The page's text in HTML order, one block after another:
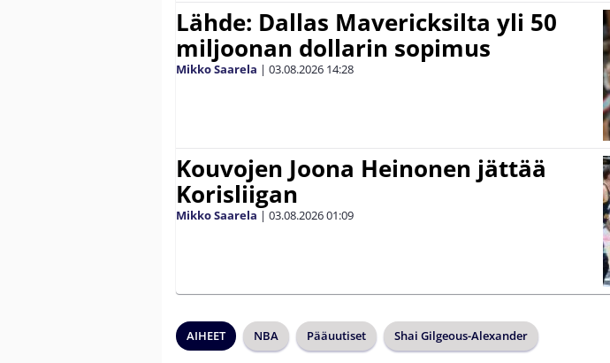
Lähde: Dallas Mavericksilta yli 50
miljoonan dollarin sopimus
Mikko Saarela | 03.08.2026 14:28
Kouvojen Joona Heinonen jättää
Korisliigan
Mikko Saarela | 03.08.202601:09
AIHEET NBA Pääuutiset Shai Gilgeous-Alexander